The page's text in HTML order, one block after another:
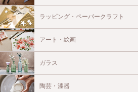
ラッピング・ペーパークラフト
アート・絵画
ガラス
陶芸・漆器